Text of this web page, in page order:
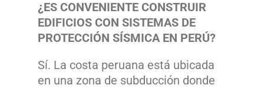
¿ES CONVENIENTE CONSTRUIR
EDIFICIOS CON SISTEMAS DE
PROTECCIÓN SÍSMICA EN PERÚ?
Sí. La costa peruana está ubicada
en una zona de subducción donde